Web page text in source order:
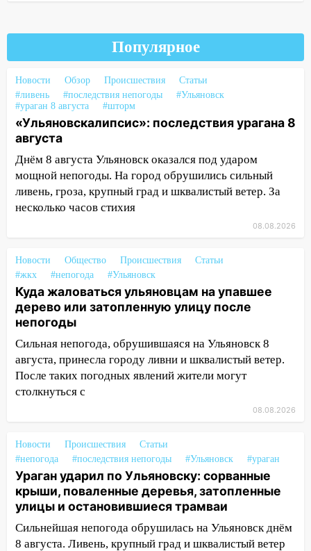
как устраняют последствия мощного
13:49
Стихия продолжает крушить
Ульяновск: дерево рухнуло на дом на
Орджоникидзе
13:47 На Нижней Террасе мощным
ветром вырвало дерево с корнем
13:46 Сильный ветер сорвал крышу с
СТО на проспекте Созидателей
13:35 Непогода продолжает бить по
13:22 Упавшие деревья перекрыли
дороги в Ульяновске: фото
13:17 Непогода в Ульяновске не
закончится сегодня: сильные ливни
сохранятся 9 августа
13:15 Трижды «брал в долг» без спроса:
житель Вешкаймского района похитил у
знакомого 191 тысячу рублей
проспекте Филатова в Ульяновске
13:12
Дерево пробило крышу дома на
Новгородской в Ульяновске и рухнуло
на электрощит
13:10
В Заволжском районе дерево
упало во дворе
Популярное
Новости Обзор Происшествия
Статьи
#ливень
#последствия непогоды
#Ульяновск
#ураган 8 августа
#шторм
«Ульяновскалипсис»: последствия урагана 8
августа
Днём 8 августа Ульяновск оказался под ударом
мощной непогоды. На город обрушились сильный
ливень, гроза, крупный град и шквалистый ветер. За
несколько часов стихия
08.08.2026
Новости Общество Происшествия
Статьи
#жкх
#непогода #Ульяновск
Куда жаловаться ульяновцам на упавшее
дерево или затопленную улицу после
непогоды
Сильная непогода, обрушившаяся на Ульяновск 8
августа, принесла городу ливни и шквалистый ветер.
После таких погодных явлений жители могут
столкнуться с
08.08.2026
Новости Происшествия
Статьи
#непогода
#последствия непогоды #Ульяновск #ураган
Ураган ударил по Ульяновску: сорванные
крыши, поваленные деревья, затопленные
улицы и остановившиеся трамваи
Сильнейшая непогода обрушилась на Ульяновск днём
8 августа. Ливень, крупный град и шквалистый ветер